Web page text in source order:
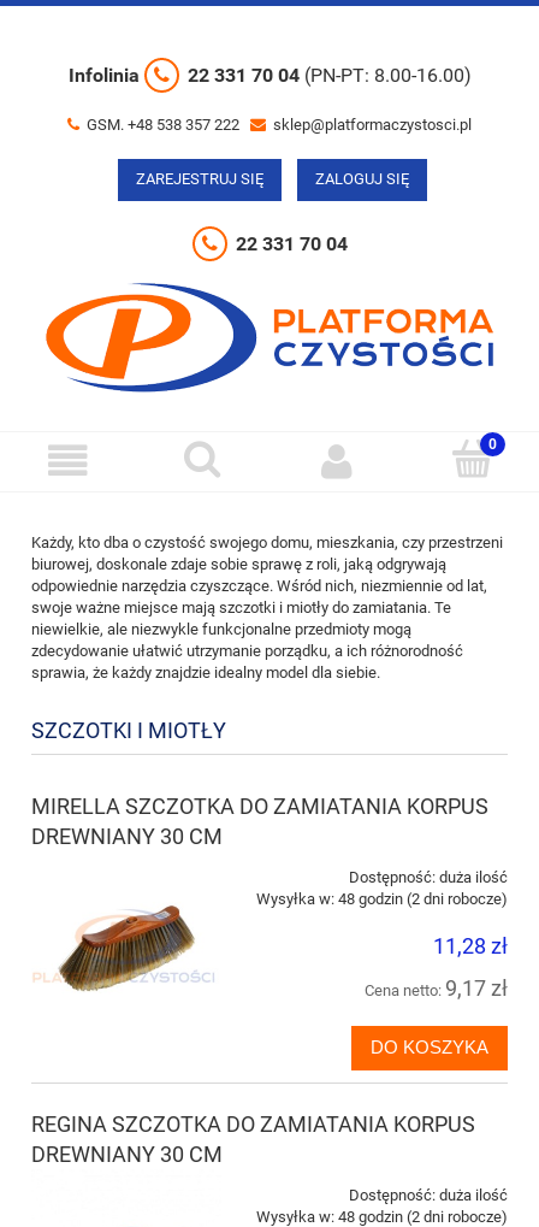
Infolinia 22 331 70 04 (PN-PT: 8.00-16.00)
GSM. +48 538 357 222 sklep@platformaczystosci.pl
ZAREJESTRUJ SIĘ ZALOGUJ SIĘ
22 331 70 04
Każdy, kto dba o czystość swojego domu, mieszkania, czy przestrzeni
biurowej, doskonale zdaje sobie sprawę z roli, jaką odgrywają
odpowiednie narzędzia czyszczące. Wśród nich, niezmiennie od lat,
swoje ważne miejsce mają szczotki i miotły do zamiatania. Te
niewielkie, ale niezwykle funkcjonalne przedmioty mogą
zdecydowanie ułatwić utrzymanie porządku, a ich różnorodność
sprawia, że każdy znajdzie idealny model dla siebie.
SZCZOTKI I MIOTŁY
MIRELLA SZCZOTKA DO ZAMIATANIA KORPUS
DREWNIANY 30 CM
Dostępność: duża ilość
Wysyłka w: 48 godzin (2 dni robocze)
11,28 zł
Cena netto: 9,17 zł
DO KOSZYKA
REGINA SZCZOTKA DO ZAMIATANIA KORPUS
DREWNIANY 30 CM
Dostępność: duża ilość
Wysyłka w: 48 godzin (2 dni robocze)